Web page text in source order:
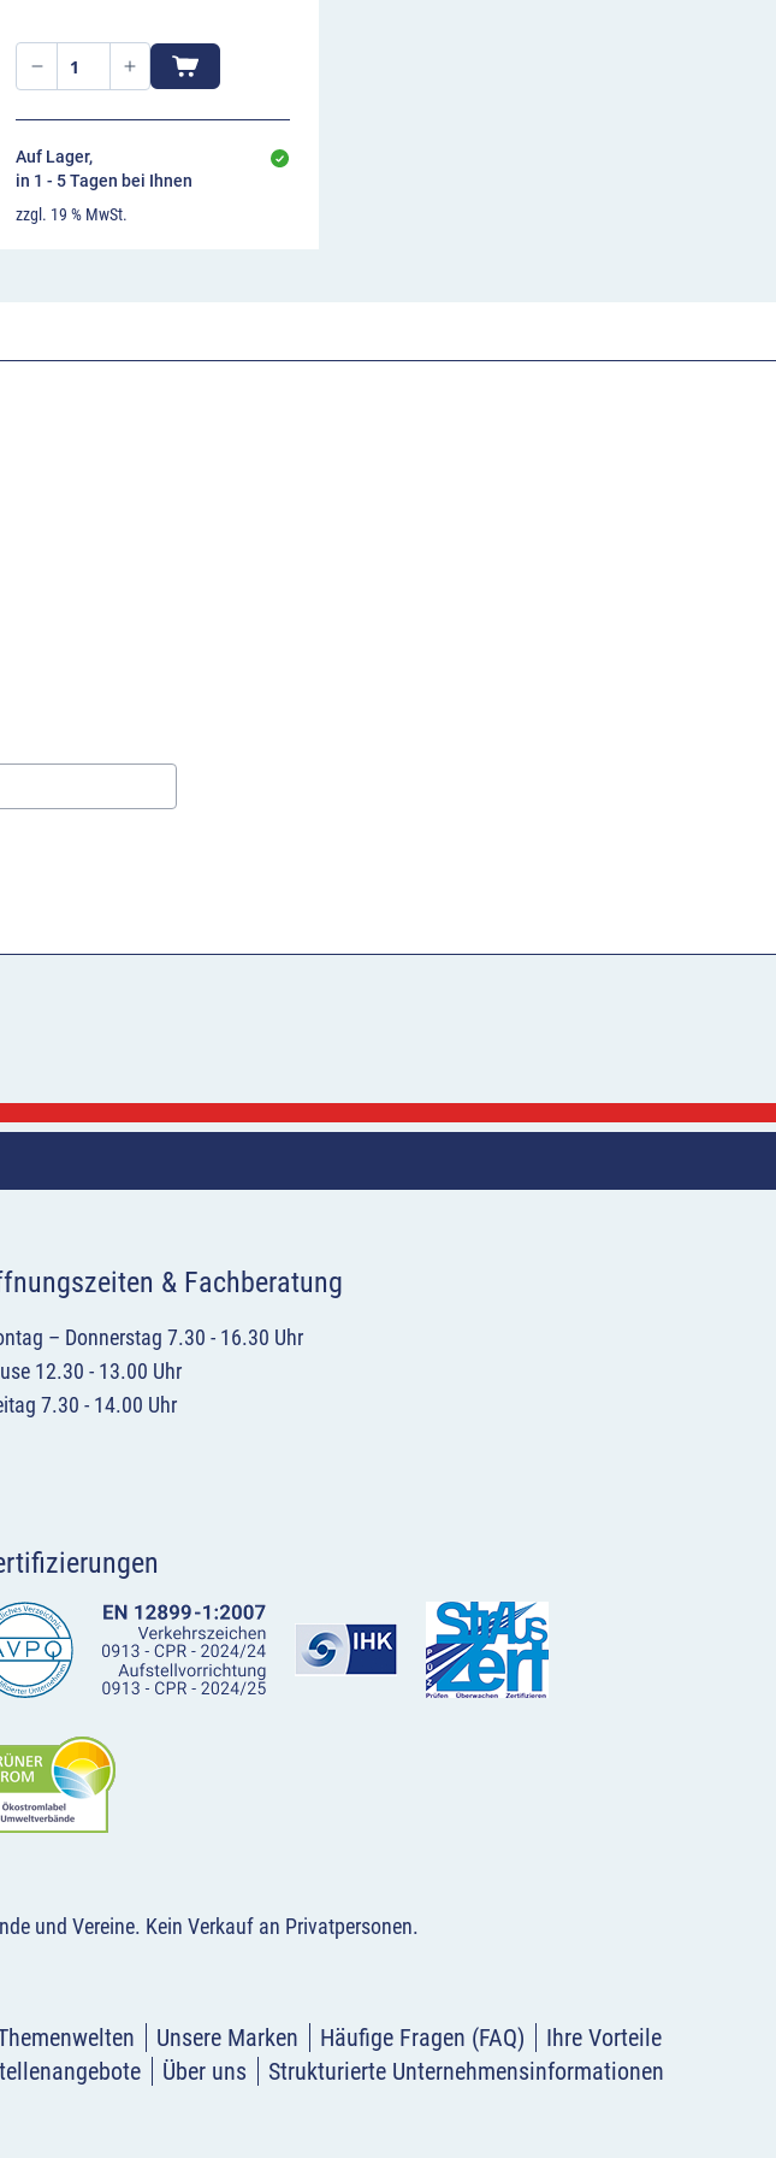
Auf Lager,
in 1 - 5 Tagen bei Ihnen
zzgl. 19 % MwSt.
& Fachberatung
– Donnerstag 7.30 - 16.30 Uhr
12.30 - 13.00 Uhr
7.30 - 14.00 Uhr
und Vereine. Kein Verkauf an Privatpersonen.
Unsere Marken Häufige Fragen (FAQ)
Ihre Vorteile
Über uns Strukturierte Unternehmensinformationen